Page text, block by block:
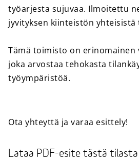
työarjesta sujuvaa. Ilmoitettu
jyvityksen kiinteistön yhteisistä
Tämä toimisto on erinomainen
joka arvostaa tehokasta
työympäristöä.
Ota yhteyttä ja varaa esittely!
Lataa PDF-esite tästä tilasta